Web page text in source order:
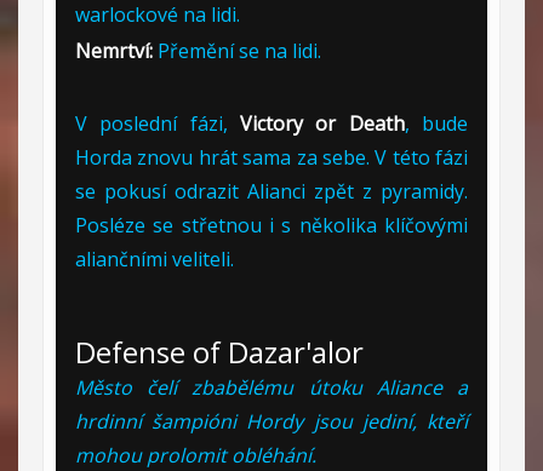
warlockové na lidi.
Nemrtví: Přemění se na lidi.
V poslední fázi, Victory or Death, bude
Horda znovu hrát sama za sebe. V této fázi
se pokusí odrazit Alianci zpět z pyramidy.
Posléze se střetnou i s několika klíčovými
aliančními veliteli.
Defense of Dazar'alor
Město čelí zbabělému útoku Aliance a
hrdinní šampióni Hordy jsou jediní, kteří
mohou prolomit obléhání.